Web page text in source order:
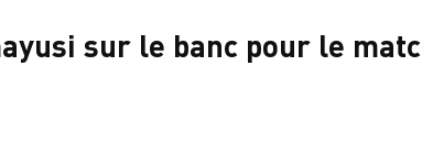
sur le banc pour le